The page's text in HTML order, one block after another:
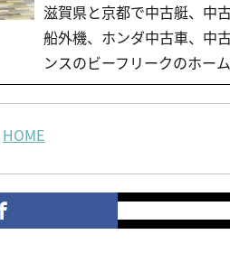
滋賀県と京都で中古艇、中
船外機、ホンダ中古車、中
ンスのビーフリークのホー
HOME